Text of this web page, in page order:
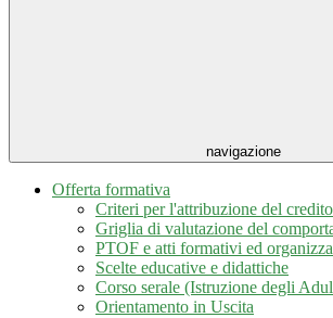
navigazione
Offerta formativa
Criteri per l'attribuzione del
Griglia di valutazione del
PTOF e atti formativi ed
Scelte educative e didattiche
Corso serale (Istruzione degli
Orientamento in Uscita